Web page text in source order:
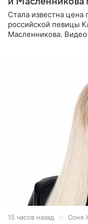
Стала известна цена
российской певицы
Масленникова.
15 часов назад Соня